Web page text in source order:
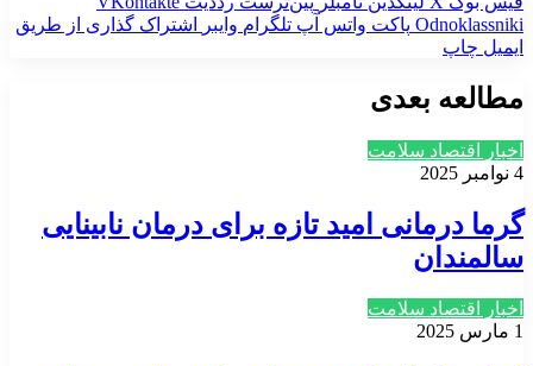
‫Odnoklassniki پاکت واتس آپ تلگرام وایبر
اشتراک گذاری از طریق
ایمیل چاپ
مطالعه بعدی
اخبار اقتصاد سلامت
4 نوامبر 2025
گرما درمانی امید تازه برای درمان نابینایی
سالمندان
اخبار اقتصاد سلامت
1 مارس 2025